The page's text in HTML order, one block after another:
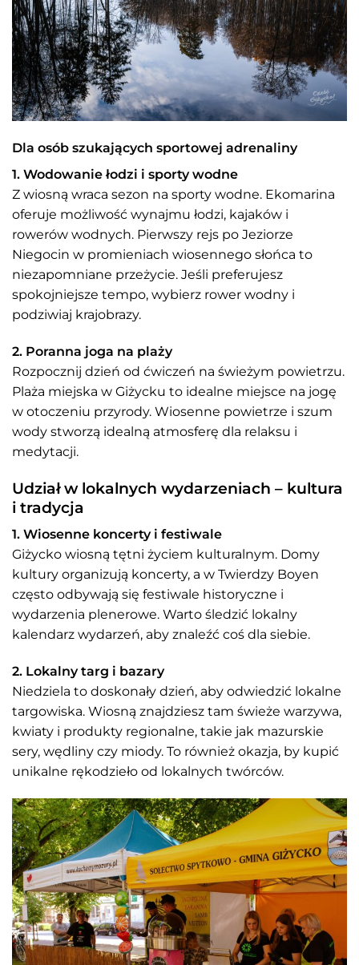
Dla osób szukających sportowej adrenaliny
1. Wodowanie łodzi i sporty wodne
Z wiosną wraca sezon na sporty wodne. Ekomarina
oferuje możliwość wynajmu łodzi, kajaków i
rowerów wodnych. Pierwszy rejs po Jeziorze
Niegocin w promieniach wiosennego słońca to
niezapomniane przeżycie. Jeśli preferujesz
spokojniejsze tempo, wybierz rower wodny i
podziwiaj krajobrazy.
2. Poranna joga na plaży
Rozpocznij dzień od ćwiczeń na świeżym powietrzu.
Plaża miejska w Giżycku to idealne miejsce na jogę
w otoczeniu przyrody. Wiosenne powietrze i szum
wody stworzą idealną atmosferę dla relaksu i
medytacji.
Udział w lokalnych wydarzeniach – kultura
i tradycja
1. Wiosenne koncerty i festiwale
Giżycko wiosną tętni życiem kulturalnym. Domy
kultury organizują koncerty, a w Twierdzy Boyen
często odbywają się festiwale historyczne i
wydarzenia plenerowe. Warto śledzić lokalny
kalendarz wydarzeń, aby znaleźć coś dla siebie.
2. Lokalny targ i bazary
Niedziela to doskonały dzień, aby odwiedzić lokalne
targowiska. Wiosną znajdziesz tam świeże warzywa,
kwiaty i produkty regionalne, takie jak mazurskie
sery, wędliny czy miody. To również okazja, by kupić
unikalne rękodzieło od lokalnych twórców.